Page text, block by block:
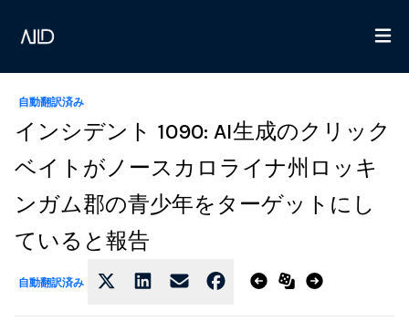
自動翻訳済み
インシデント 1090: AI生成のクリック
ベイトがノースカロライナ州ロッキ
ンガム郡の青少年をターゲットにし
ていると報告
自動翻訳済み